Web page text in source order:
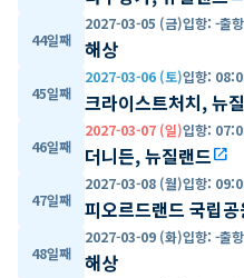
44일째
2027-03-05 (금)입항: -출항
해상
45일째
2027-03-06 (토)입항:
크라이스트처치, 뉴
46일째
2027-03-07 (일)입항:
더니든, 뉴질랜드open_in_new
47일째
2027-03-08 (월)입항:
피오르드랜드 국립
48일째
2027-03-09 (화)입항: -출항
해상